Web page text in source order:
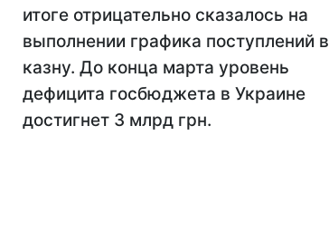
итоге отрицательно сказалось на
выполнении графика поступлений в
казну. До конца марта уровень
дефицита госбюджета в Украине
достигнет 3 млрд грн.